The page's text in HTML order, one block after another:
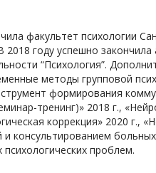
факультет психологии
2018 году успешно
“Психология”.
методы групповой
формирования
тренинг)» 2018 г.,
коррекция» 2020 г.,
и консультированием
проблем.